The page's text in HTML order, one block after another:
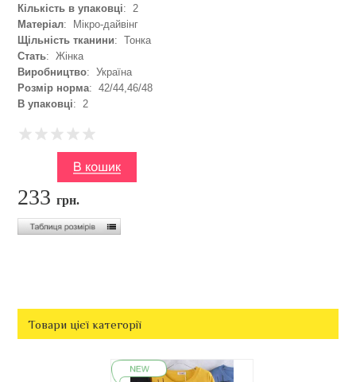
Кількість в упаковці: 2
Матеріал: Мікро-дайвінг
Щільність тканини: Тонка
Стать: Жінка
Виробництво: Україна
Розмір норма: 42/44,46/48
В упаковці: 2
233грн.
Товари цієї категорії